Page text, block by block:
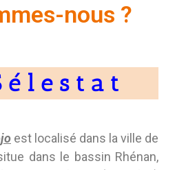
nous ?
l e s t a t
est localisé dans la ville de
dans le bassin Rhénan,